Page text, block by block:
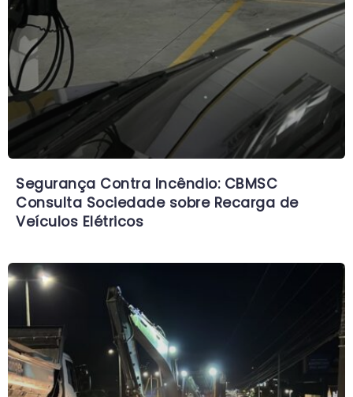
Segurança Contra Incêndio: CBMSC
Consulta Sociedade sobre Recarga de
Veículos Elétricos